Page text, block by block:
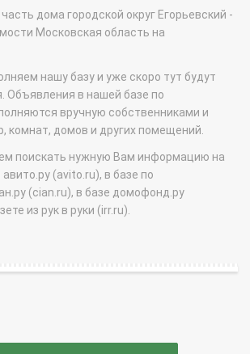
дома городской округ Егорьевский -
Московская область на
нашу базу и уже скоро тут будут
Объявления в нашей базе по
вручную собственниками и
комнат, домов и других помещений.
поискать нужную Вам информацию на
(avito.ru), в базе по
(cian.ru), в базе домофонд.ру
из рук в руки (irr.ru).